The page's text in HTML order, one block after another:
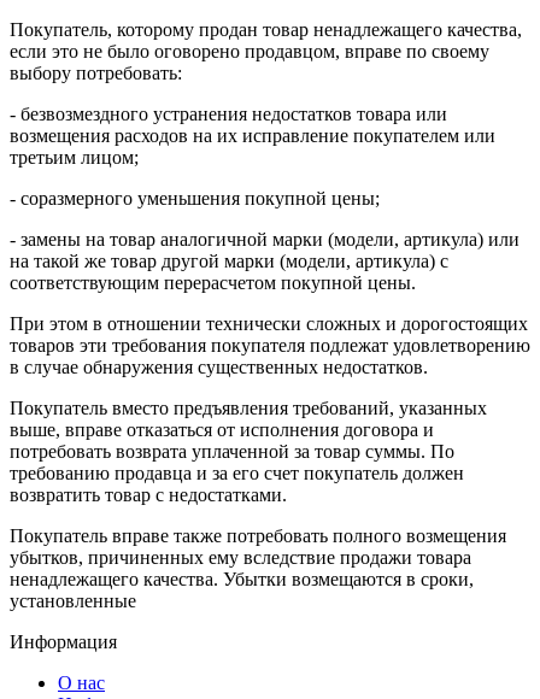
Покупатель, которому продан товар ненадлежащего качества,
если это не было оговорено продавцом, вправе по своему
выбору потребовать:
- безвозмездного устранения недостатков товара или
возмещения расходов на их исправление покупателем или
третьим лицом;
- соразмерного уменьшения покупной цены;
- замены на товар аналогичной марки (модели, артикула) или
на такой же товар другой марки (модели, артикула) с
соответствующим перерасчетом покупной цены.
При этом в отношении технически сложных и дорогостоящих
товаров эти требования покупателя подлежат удовлетворению
в случае обнаружения существенных недостатков.
Покупатель вместо предъявления требований, указанных
выше, вправе отказаться от исполнения договора и
потребовать возврата уплаченной за товар суммы. По
требованию продавца и за его счет покупатель должен
возвратить товар с недостатками.
Покупатель вправе также потребовать полного возмещения
убытков, причиненных ему вследствие продажи товара
ненадлежащего качества. Убытки возмещаются в сроки,
установленные
Информация
О нас